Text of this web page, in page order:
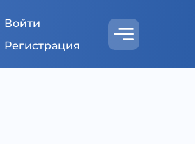
Войти
Регистрация